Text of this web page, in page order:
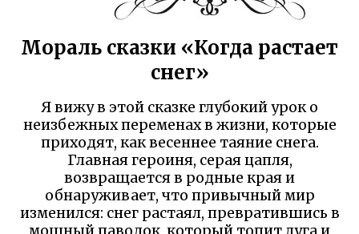
Мораль сказки «Когда растает
снег»
Я вижу в этой сказке глубокий урок о
неизбежных переменах в жизни, которые
приходят, как весеннее таяние снега.
Главная героиня, серая цапля,
возвращается в родные края и
обнаруживает, что привычный мир
изменился: снег растаял, превратившись в